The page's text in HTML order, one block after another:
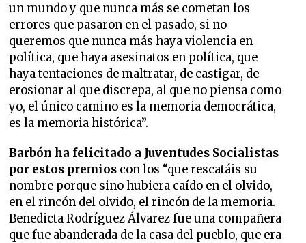
un mundo y que nunca más se cometan los
errores que pasaron en el pasado, si no
queremos que nunca más haya violencia en
política, que haya asesinatos en política, que
haya tentaciones de maltratar, de castigar, de
erosionar al que discrepa, al que no piensa como
yo, el único camino es la memoria democrática,
es la memoria histórica”.
Barbón ha felicitado a Juventudes Socialistas
por estos premios con los “que rescatáis su
nombre porque sino hubiera caído en el olvido,
en el rincón del olvido, el rincón de la memoria.
Benedicta Rodríguez Álvarez fue una compañera
que fue abanderada de la casa del pueblo, que era